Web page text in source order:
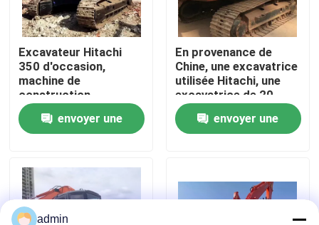
Contrôle de la qualité
Nous contacter
Demandez un devis
Machines de construction de routes
Machines de construction utilisées
Excavateur Hitachi
350 d'occasion,
machine de
construction
d'occasion
envoyer une
En provenance de
Chine, une excavatrice
utilisée Hitachi, une
excavatrice de 20
tonnes
envoyer une
admin